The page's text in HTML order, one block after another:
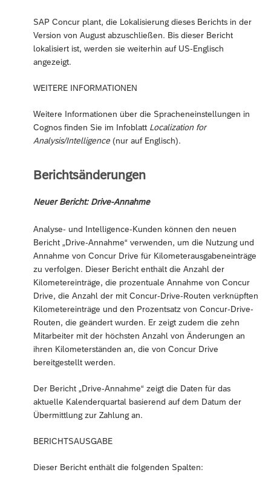
SAP Concur plant, die Lokalisierung dieses Berichts in der
Version von August abzuschließen. Bis dieser Bericht
lokalisiert ist, werden sie weiterhin auf US-Englisch
angezeigt.
WEITERE INFORMATIONEN
Weitere Informationen über die Spracheneinstellungen in
Cognos finden Sie im Infoblatt Localization for
Analysis/Intelligence (nur auf Englisch).
Berichtsänderungen
Neuer Bericht: Drive-Annahme
Analyse- und Intelligence-Kunden können den neuen
Bericht „Drive-Annahme“ verwenden, um die Nutzung und
Annahme von Concur Drive für Kilometerausgabeneinträge
zu verfolgen. Dieser Bericht enthält die Anzahl der
Kilometereinträge, die prozentuale Annahme von Concur
Drive, die Anzahl der mit Concur-Drive-Routen verknüpften
Kilometereinträge und den Prozentsatz von Concur-Drive-
Routen, die geändert wurden. Er zeigt zudem die zehn
Mitarbeiter mit der höchsten Anzahl von Änderungen an
ihren Kilometerständen an, die von Concur Drive
bereitgestellt werden.
Der Bericht „Drive-Annahme“ zeigt die Daten für das
aktuelle Kalenderquartal basierend auf dem Datum der
Übermittlung zur Zahlung an.
BERICHTSAUSGABE
Dieser Bericht enthält die folgenden Spalten: